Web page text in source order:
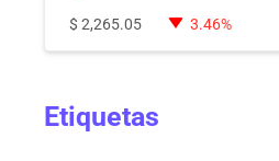
$ 2,265.05 3.46%
Etiquetas